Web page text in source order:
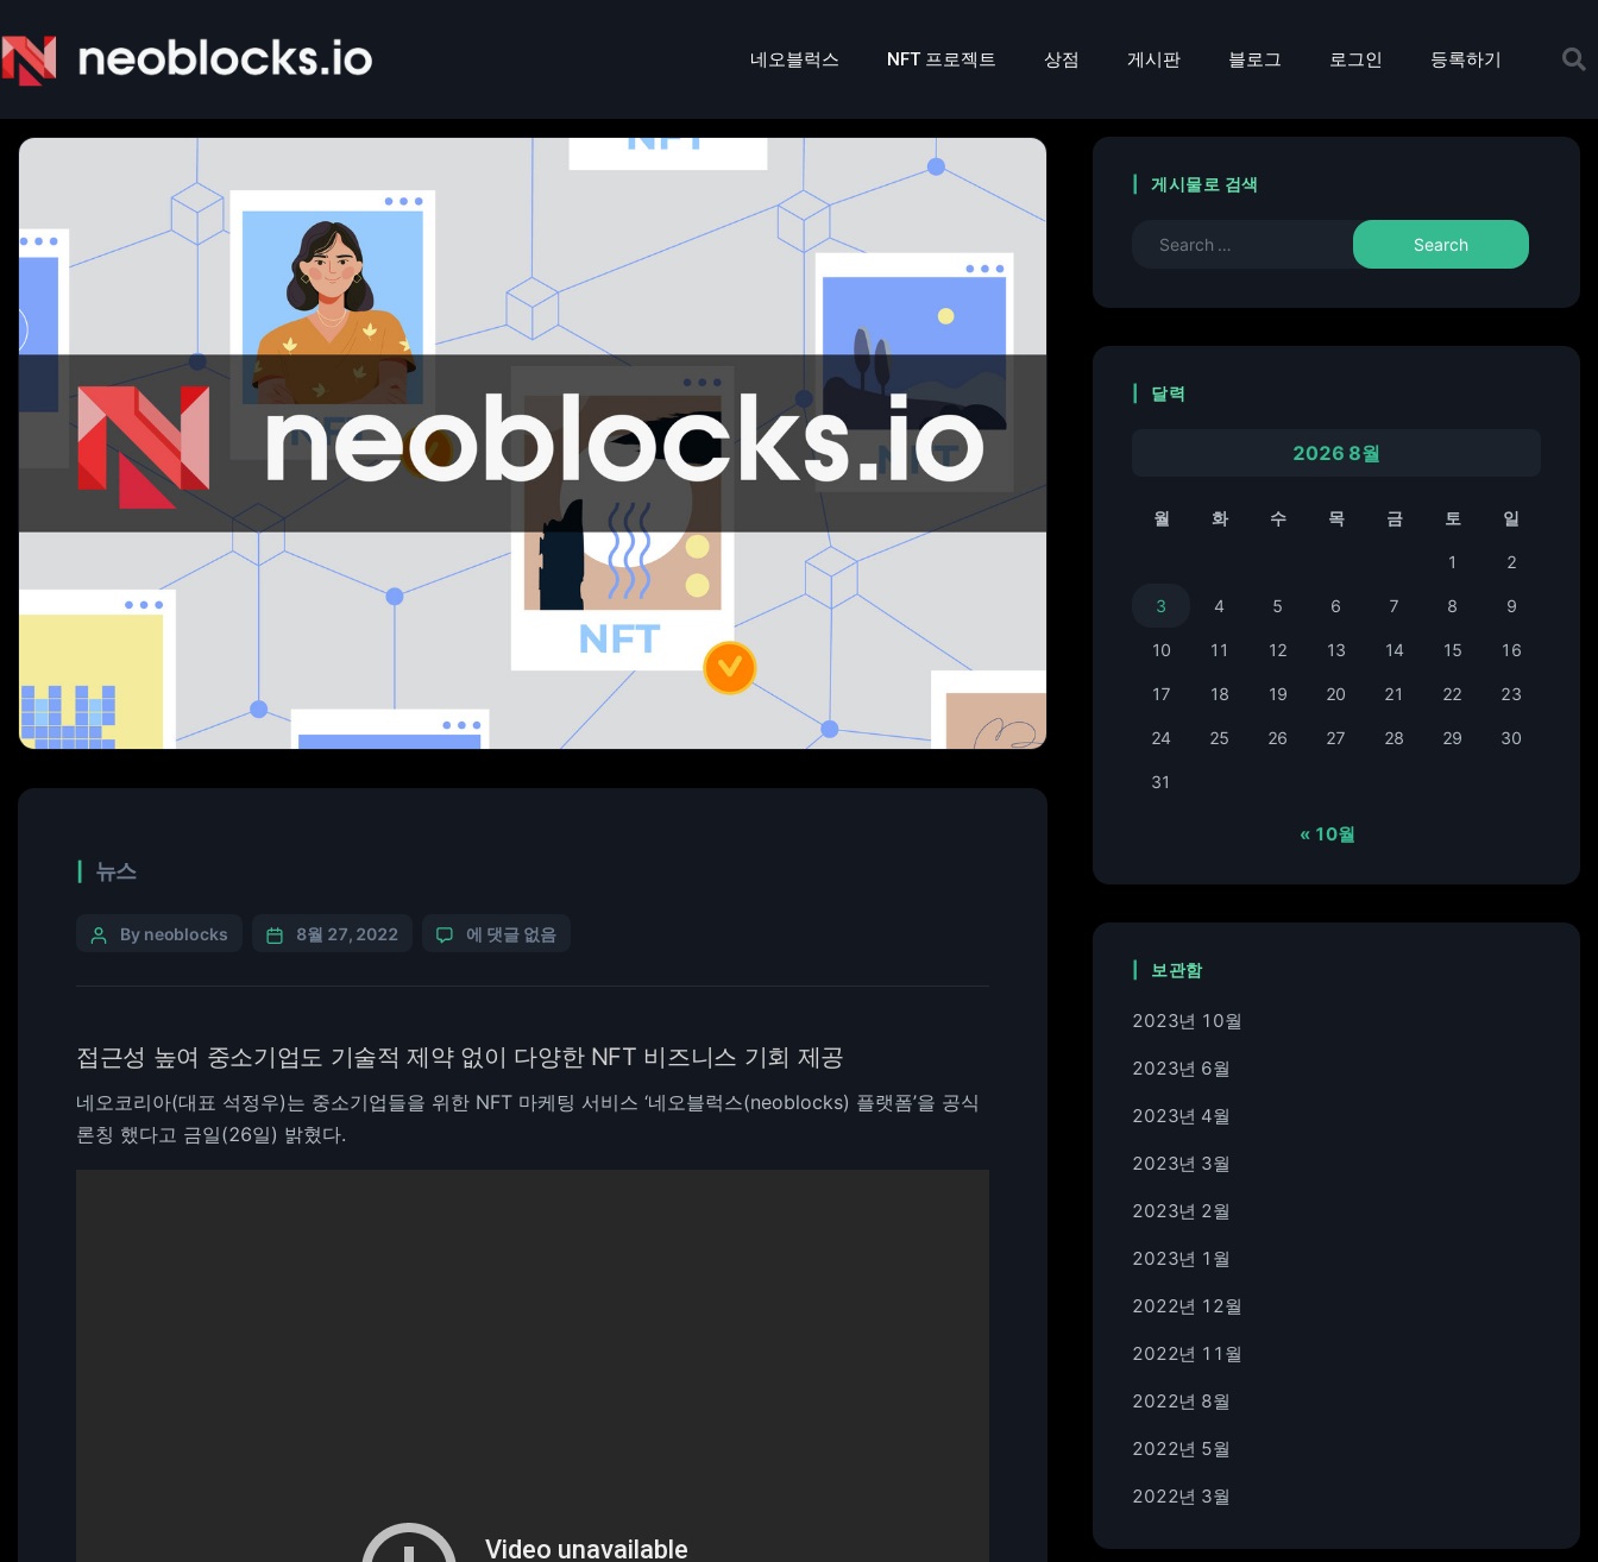
네오블럭스 NFT 프로젝트 상점 게시판 블로그 로그인 등록하기
뉴스
By neoblocks 8월 27, 2022 에 댓글 없음
접근성 높여 중소기업도 기술적 제약 없이 다양한 NFT 비즈니스 기회 제공
네오코리아(대표 석정우)는 중소기업들을 위한 NFT 마케팅 서비스 ‘네오블럭스(neoblocks) 플랫폼’을 공식
론칭 했다고 금일(26일) 밝혔다.
게시물로 검색
달력
2026 8월
월 화 수 목 금 토 일
1 2
3 4 5 6 7 8 9
10 11 12 13 14 15 16
17 18 19 20 21 22 23
24 25 26 27 28 29 30
31
« 10월
보관함
2023년 10월
2023년 6월
2023년 4월
2023년 3월
2023년 2월
2023년 1월
2022년 12월
2022년 11월
2022년 8월
2022년 5월
2022년 3월